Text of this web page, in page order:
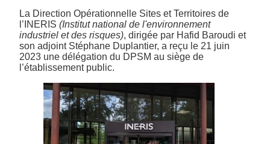
Texte
La Direction Opérationnelle Sites et Territoires de
l’INERIS (Institut national de l'environnement
industriel et des risques), dirigée par Hafid Baroudi et
son adjoint Stéphane Duplantier, a reçu le 21 juin
2023 une délégation du DPSM au siège de
l’établissement public.